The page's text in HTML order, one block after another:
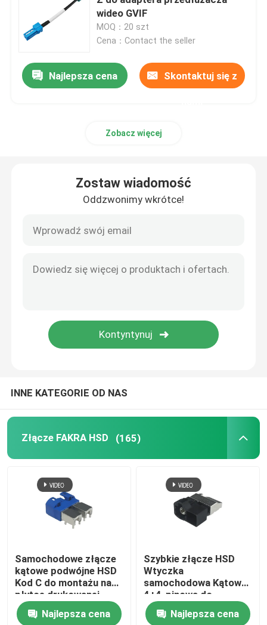
Złącza Mini FAKRA
Zespół kabla HSD
Adapter antenowy FAKRA
Złącze kablowe FAKRA
wideo GVIF
MOQ：20 szt
Cena：Contact the seller
Najlepsza cena Skontaktuj się z
Zobacz więcej
Zostaw wiadomość
Oddzwonimy wkrótce!
INNE KATEGORIE OD NAS
Złącze FAKRA HSD (165)
Samochodowe złącze
kątowe podwójne HSD
Kod C do montażu na
płytce drukowanej
Najlepsza cena
Szybkie złącze HSD
Wtyczka
samochodowa Kątowa
4+4-pinowa do
montażu na płytce
drukowanejNajlepsza cena